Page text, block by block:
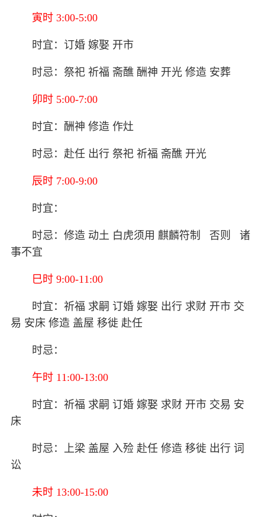
寅时 3:00-5:00
时宜：订婚 嫁娶 开市
时忌：祭祀 祈福 斋醮 酬神 开光 修造 安葬
卯时 5:00-7:00
时宜：酬神 修造 作灶
时忌：赴任 出行 祭祀 祈福 斋醮 开光
辰时 7:00-9:00
时宜：
时忌：修造 动土 白虎须用 麒麟符制 否则 诸
事不宜
巳时 9:00-11:00
时宜：祈福 求嗣 订婚 嫁娶 出行 求财 开市 交
易 安床 修造 盖屋 移徙 赴任
时忌：
午时 11:00-13:00
时宜：祈福 求嗣 订婚 嫁娶 求财 开市 交易 安
床
时忌：上梁 盖屋 入殓 赴任 修造 移徙 出行 词
讼
未时 13:00-15:00